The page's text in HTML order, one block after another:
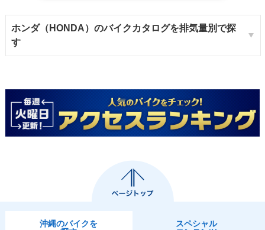
ホンダ（HONDA）のバイクカタログを排気量別で探
す
沖縄のバイクを
スペシャル